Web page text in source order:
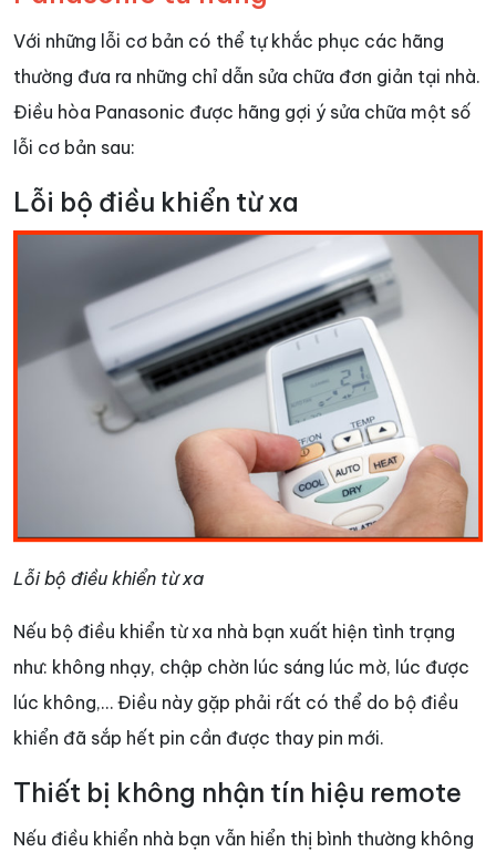
Với những lỗi cơ bản có thể tự khắc phục các hãng
thường đưa ra những chỉ dẫn sửa chữa đơn giản tại nhà.
Điều hòa Panasonic được hãng gợi ý sửa chữa một số
lỗi cơ bản sau:
Lỗi bộ điều khiển từ xa
Lỗi bộ điều khiển từ xa
Nếu bộ điều khiển từ xa nhà bạn xuất hiện tình trạng
như: không nhạy, chập chờn lúc sáng lúc mờ, lúc được
lúc không,… Điều này gặp phải rất có thể do bộ điều
khiển đã sắp hết pin cần được thay pin mới.
Thiết bị không nhận tín hiệu remote
Nếu điều khiển nhà bạn vẫn hiển thị bình thường không